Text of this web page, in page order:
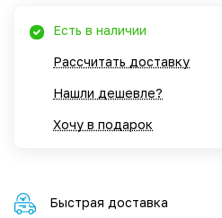
Есть в наличии
Рассчитать доставку
Нашли дешевле?
Хочу в подарок
Быстрая доставка